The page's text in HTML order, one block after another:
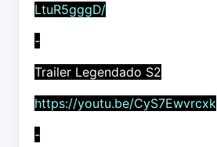
LtuR5gggD/
-
Trailer Legendado S2
https://youtu.be/CyS7Ewvrcxk
-